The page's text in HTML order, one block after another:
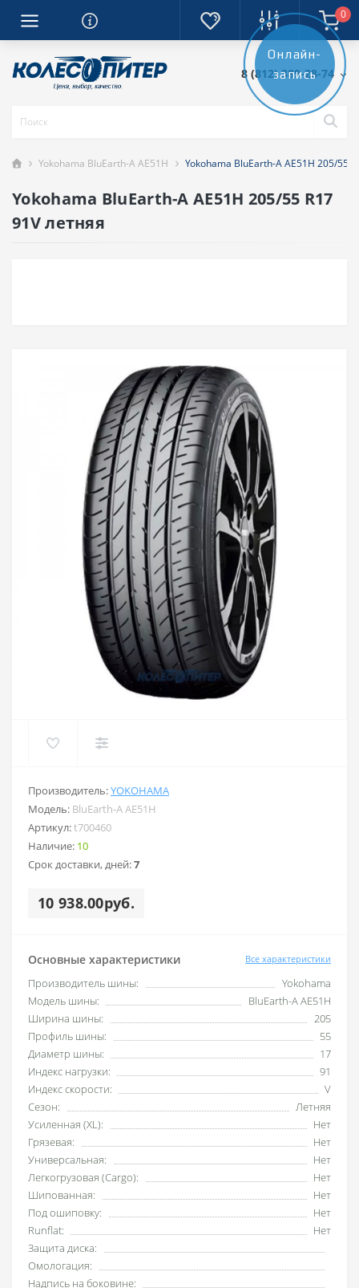
0
8 (812) 389-28-74
Yokohama BluEarth-A AE51H Yokohama BluEarth-A AE51H 205/55
Yokohama BluEarth-A AE51H 205/55 R17
91V летняя
Производитель:YOKOHAMA
Модель: BluEarth-A AE51H
Артикул:t700460
Наличие: 10
Срок доставки, дней:7
10 938.00руб.
Основные характеристики Все характеристики
Производитель шины:
Yokohama
Модель шины:
BluEarth-A AE51H
Ширина шины:
205
Профиль шины:
55
Диаметр шины:
17
Индекс нагрузки:
91
Индекс скорости:
V
Сезон:
Летняя
Усиленная (XL):
Нет
Грязевая:
Нет
Универсальная:
Нет
Легкогрузовая (Cargo):
Нет
Шипованная:
Нет
Под ошиповку:
Нет
Runflat:
Нет
Защита диска:
Омологация:
Надпись на боковине:
Онлайн-
запись